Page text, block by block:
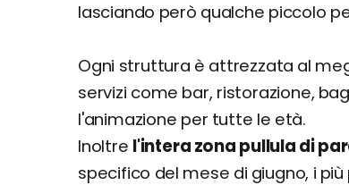
lasciando però qualche piccolo
Ogni struttura è attrezzata al
servizi come bar, ristorazione,
l'animazione per tutte le età.
Inoltre l'intera zona pullula di
specifico del mese di giugno, i